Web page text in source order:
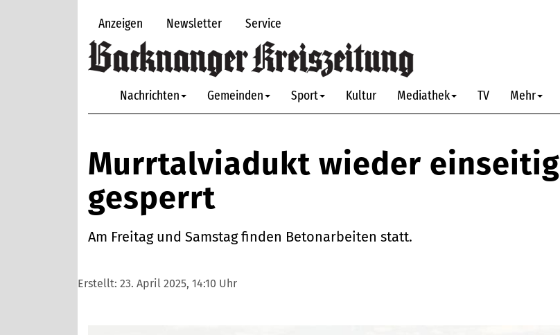
Anzeigen Newsletter Service
Nachrichten Gemeinden Sport Kultur Mediathek TV Mehr
Murrtalviadukt wieder einseitig
gesperrt
Am Freitag und Samstag finden Betonarbeiten statt.
Erstellt: 23. April 2025, 14:10 Uhr